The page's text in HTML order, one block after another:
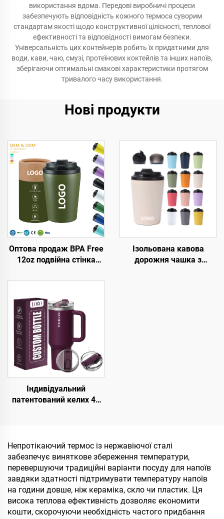
використання вдома. Передові виробничі процеси
забезпечують відповідність кожного термоса суворим
стандартам якості щодо конструктивної цілісності, теплової
ефективності та відповідності вимогам безпеки.
Універсальність цих контейнерів робить їх придатними для
води, кави, чаю, смузі, протеїнових коктейлів та інших напоїв,
зберігаючи оптимальні смакові характеристики протягом
тривалого часу використання.
Нові продукти
Оптова продаж BPA Free
12oz подвійна стінка
кавові кружки з
вакуумний термос з
індивідуальним
логотипом
Ізольована кавова
дорожня чашка з
Індивідуальний
патентований келих 40
ручкою, подорожній
кавовий келих для офісу,
набір-подарунок
Непротікаючий термос із нержавіючої сталі
забезпечує виняткове збереження температури,
перевершуючи традиційні варіанти посуду для напоїв
завдяки здатності підтримувати температуру напоїв
на години довше, ніж кераміка, скло чи пластик. Ця
висока теплова ефективність дозволяє економити
кошти, скорочуючи необхідність частого придбання